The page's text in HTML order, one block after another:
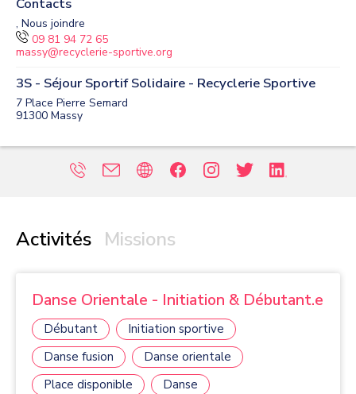
, Nous joindre
09 81 94 72 65
massy@recyclerie-sportive.org
3S - Séjour Sportif Solidaire - Recyclerie Sportive
7 Place Pierre Semard
91300 Massy
Activités Missions
Danse Orientale - Initiation & Débutant.e
Débutant
Initiation sportive
Danse fusion
Danse orientale
Place disponible
Danse